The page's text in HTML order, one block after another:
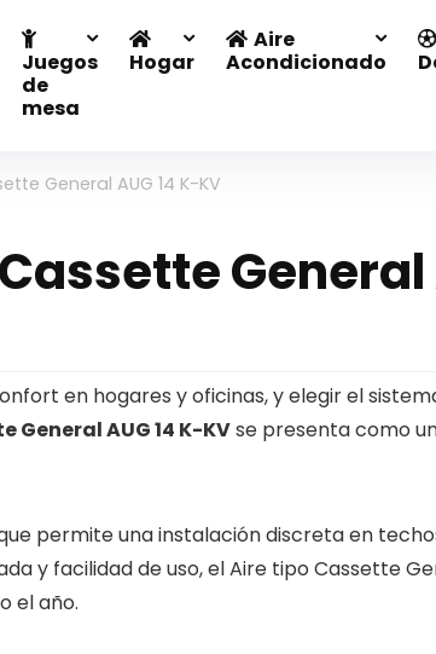
Juegos
de
mesa
Hogar
Aire
Acondicionado
General AUG 14 K-KV
General
en hogares y oficinas, y elegir el
General AUG 14 K-KVse presenta como
permite una instalación discreta en
y facilidad de uso, el Aire tipo Cassette
el año.